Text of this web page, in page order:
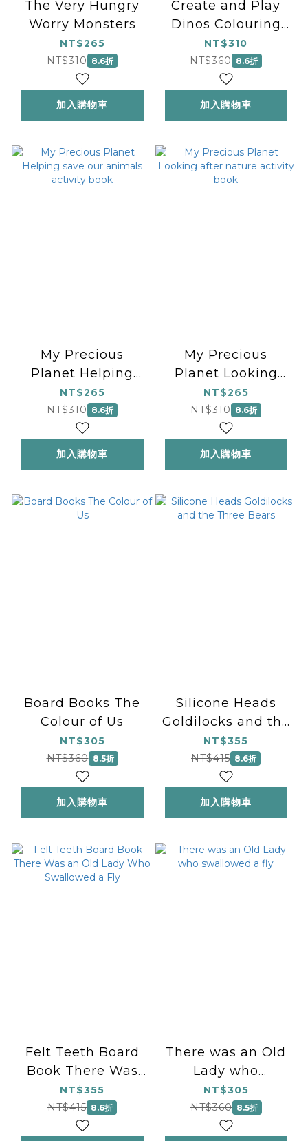
The Very Hungry
Worry Monsters
NT$265
NT$310 8.6折
加入購物車
Create and Play
Dinos Colouring
Activity Book
NT$310
NT$360 8.6折
加入購物車
My Precious
Planet Helping
save our animals
activity book
NT$265
NT$310 8.6折
加入購物車
My Precious
Planet Looking
after nature
activity book
NT$265
NT$310 8.6折
加入購物車
Board Books The
Colour of Us
NT$305
NT$360 8.5折
加入購物車
Silicone Heads
Goldilocks and the
Three Bears
NT$355
NT$415 8.6折
加入購物車
Felt Teeth Board
Book There Was
an Old Lady Who
Swallowed a Fly
NT$355
NT$415 8.6折
There was an Old
Lady who
swallowed a fly
NT$305
NT$360 8.5折